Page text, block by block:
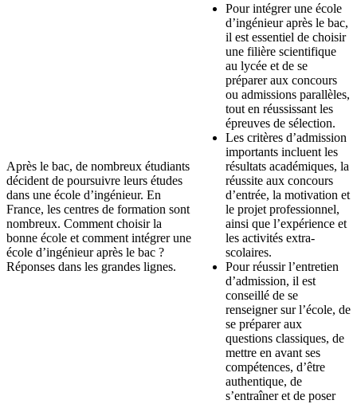
Après le bac, de nombreux étudiants
décident de poursuivre leurs études
dans une école d’ingénieur. En
France, les centres de formation sont
nombreux. Comment choisir la
bonne école et comment intégrer une
école d’ingénieur après le bac ?
Réponses dans les grandes lignes.
Pour intégrer une école
d’ingénieur après le bac,
il est essentiel de choisir
une filière scientifique
au lycée et de se
préparer aux concours
ou admissions parallèles,
tout en réussissant les
épreuves de sélection.
Les critères d’admission
importants incluent les
résultats académiques, la
réussite aux concours
d’entrée, la motivation et
le projet professionnel,
ainsi que l’expérience et
les activités extra-
scolaires.
Pour réussir l’entretien
d’admission, il est
conseillé de se
renseigner sur l’école, de
se préparer aux
questions classiques, de
mettre en avant ses
compétences, d’être
authentique, de
s’entraîner et de poser